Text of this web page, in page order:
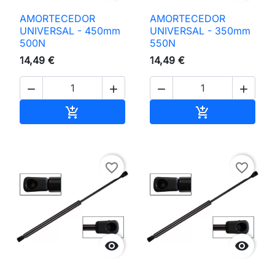
AMORTECEDOR
UNIVERSAL - 450mm
500N
14,49 €
 

AMORTECEDOR
UNIVERSAL - 350mm
550N
14,49 €
 


favorite_border

favorite_border